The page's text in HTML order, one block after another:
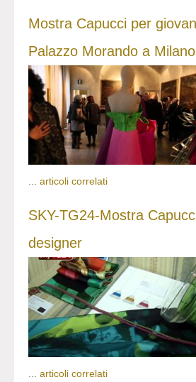
Mostra Capucci per
Palazzo Morando a Milano
... articoli correlati
SKY-TG24-Mostra
designer
articoli correlati